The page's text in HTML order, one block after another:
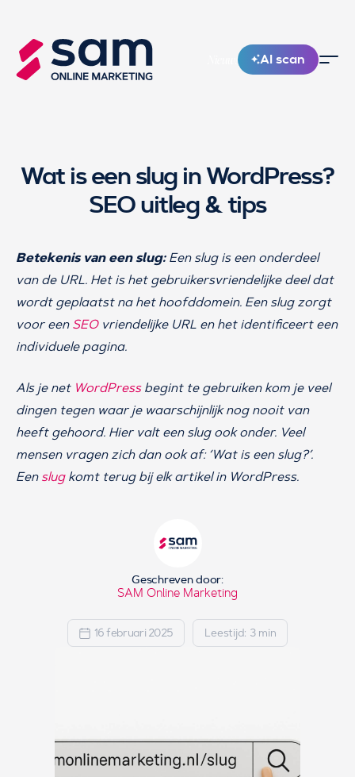
Nieuw! AI scan
Wat is een slug in WordPress?
SEO uitleg & tips
Betekenis van een slug:Een slug is een onderdeel
van de URL. Het is het gebruikersvriendelijke deel dat
wordt geplaatst na het hoofddomein. Een slug zorgt
voor een SEOvriendelijke URL en het identificeert een
individuele pagina.
Als je net WordPressbegint te gebruiken kom je veel
dingen tegen waar je waarschijnlijk nog nooit van
heeft gehoord. Hier valt een slug ook onder. Veel
mensen vragen zich dan ook af: ‘Wat is een slug?’.
Een slugkomt terug bij elk artikel in WordPress.
Geschreven door:
SAM Online Marketing
16 februari 2025 Leestijd: 3 min